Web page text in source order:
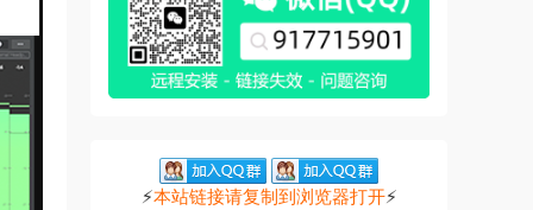
⚡本站链接请复制到浏览器打开⚡